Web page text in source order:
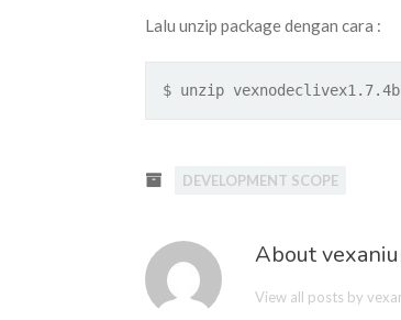
Lalu unzip package dengan cara :
$ unzip
DEVELOPMENT SCOPE
About
View all posts by